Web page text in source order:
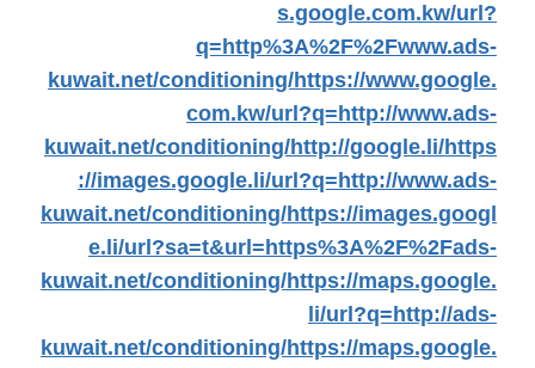
s.google.com.kw/url?
q=http%3A%2F%2Fwww.ads-
kuwait.net/conditioning/https://www.google.
com.kw/url?q=http://www.ads-
kuwait.net/conditioning/http://google.li/https
://images.google.li/url?q=http://www.ads-
kuwait.net/conditioning/https://images.googl
e.li/url?sa=t&url=https%3A%2F%2Fads-
kuwait.net/conditioning/https://maps.google.
li/url?q=http://ads-
kuwait.net/conditioning/https://maps.google.